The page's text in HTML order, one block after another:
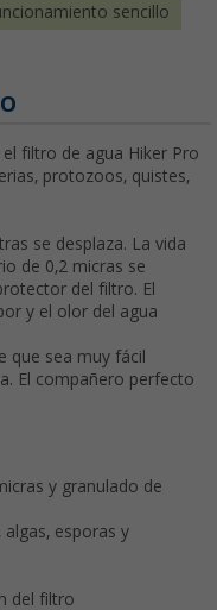
sencillo
filtro de agua Hiker Pro
protozoos, quistes,
se desplaza. La vida
de 0,2 micras se
del filtro. El
y el olor del agua
que sea muy fácil
El compañero perfecto
y granulado de
esporas y
del filtro